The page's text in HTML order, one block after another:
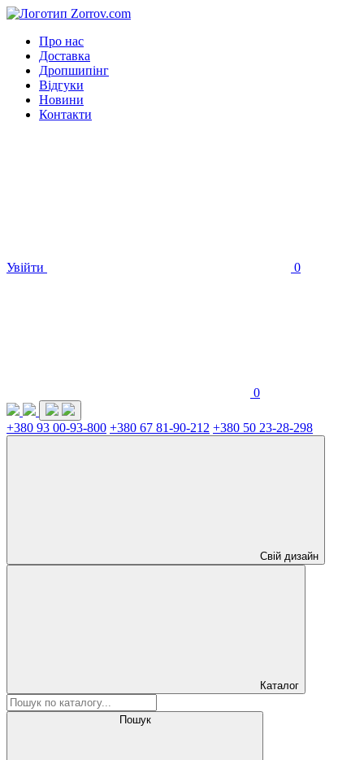
Про нас
Доставка
Дропшипінг
Відгуки
Новини
Контакти
Увійти 0
0
+380 93 00-93-800 +380 67 81-90-212 +380 50 23-28-298
Свій дизайн
Каталог
Пошук